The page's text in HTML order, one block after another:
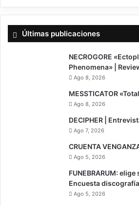
Últimas publicaciones
NECROGORE
Phenomena» |
Ago 8, 2026
MESSTICATOR
Ago 8, 2026
DECIPHER |
Ago 7, 2026
CRUENTA
Ago 5, 2026
FUNEBRARUM: elige
Encuesta discografía
Ago 5, 2026